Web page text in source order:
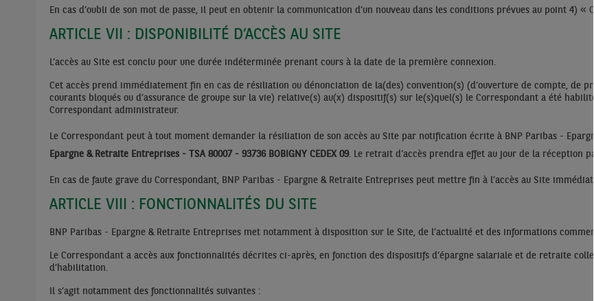
En cas d’oubli de son mot de passe, il peut en obtenir la communication d’un nouveau dans les conditions prévues au point 4) «
ARTICLE VII : DISPONIBILITÉ D’ACCÈS AU SITE
L’accès au Site est conclu pour une durée indéterminée prenant cours à la date de la première connexion.
Cet accès prend immédiatement fin en cas de résiliation ou dénonciation de la(des) convention(s) (d’ouverture de compte, de
courants bloqués ou d’assurance de groupe sur la vie) relative(s) au(x) dispositif(s) sur le(s)quel(s) le Correspondant a été
Correspondant administrateur.
Le Correspondant peut à tout moment demander la résiliation de son accès au Site par notification écrite à BNP Paribas -
Epargne & Retraite Entreprises - TSA 80007 - 93736 BOBIGNY CEDEX 09. Le retrait d’accès prendra effet au jour de la réception
En cas de faute grave du Correspondant, BNP Paribas - Epargne & Retraite Entreprises peut mettre fin à l’accès au Site
ARTICLE VIII : FONCTIONNALITÉS DU SITE
BNP Paribas - Epargne & Retraite Entreprises met notamment à disposition sur le Site, de l’actualité et des informations
Le Correspondant a accès aux fonctionnalités décrites ci-après, en fonction des dispositifs d’épargne salariale et de retraite
d’habilitation.
Il s’agit notamment des fonctionnalités suivantes :